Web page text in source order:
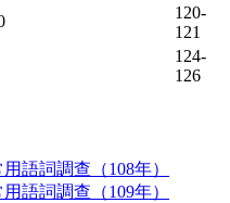
120-
121
124-
126
語詞調查（108年）
語詞調查（109年）